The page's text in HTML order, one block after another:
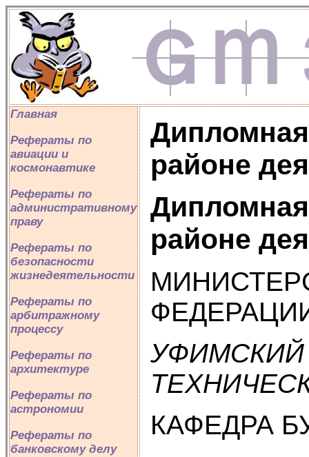
Главная
Рефераты по
авиации и
космонавтике
Рефераты по
административному
праву
Рефераты по
безопасности
жизнедеятельности
Рефераты по
арбитражному
процессу
Рефераты по
архитектуре
Рефераты по
астрономии
Рефераты по
банковскому делу
Дипломная
районе
Дипломная
районе
УФИМСКИЙ
КАФЕДРА